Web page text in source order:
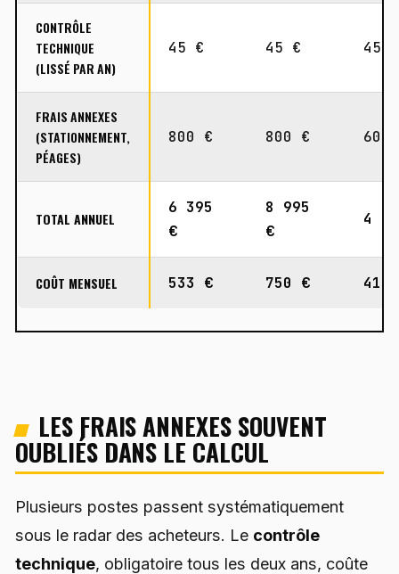
CONTRÔLE
TECHNIQUE
(LISSÉ PAR AN)
45 € 45 € 45 €
FRAIS ANNEXES
(STATIONNEMENT,
PÉAGES)
800 € 800 € 600
TOTAL ANNUEL
6 395
€
8 995
€
4
COÛT MENSUEL 533 € 750 € 412
LES FRAIS ANNEXES SOUVENT
OUBLIÉS DANS LE CALCUL
Plusieurs postes passent systématiquement
sous le radar des acheteurs. Le contrôle
technique, obligatoire tous les deux ans, coûte